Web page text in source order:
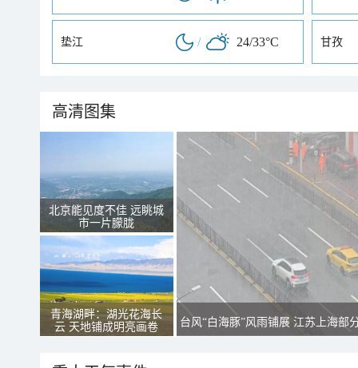
垫江 / 24/33°C 甘孜
高清图集
北京能见度不佳 远眺城
市一片朦胧
青海湖畔：湖光花海长
云 天地铺成明亮画卷
台风“白海豚”风雨铺展 江苏上海部